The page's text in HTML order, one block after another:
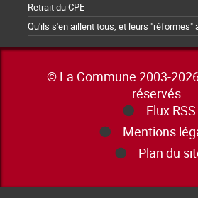
Retrait du CPE
Qu'ils s'en aillent tous, et leurs "réformes"
© La Commune 2003-
réservés
Flux RSS
Mentions
Plan du